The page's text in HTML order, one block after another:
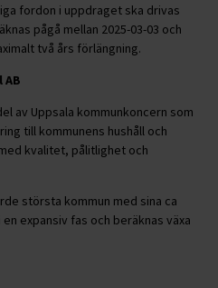
fordon i uppdraget ska drivas
pågå mellan 2025-03-03 och
två års förlängning.
av Uppsala kommunkoncern som
till kommunens hushåll och
kvalitet, pålitlighet och
största kommun med sina ca
en expansiv fas och beräknas växa